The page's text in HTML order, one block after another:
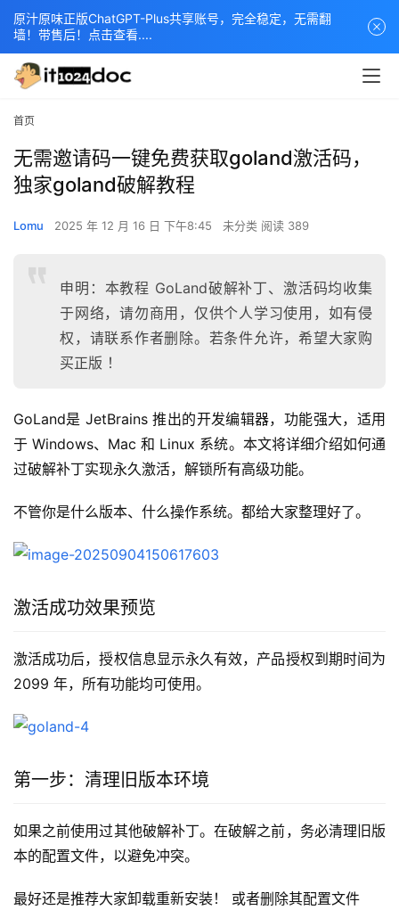
首页
无需邀请码一键免费获取goland激活码，
独家goland破解教程
Lomu 2025 年 12 月 16 日 下午8:45 未分类 阅读 389
申明：本教程 GoLand破解补丁、激活码均收集
于网络，请勿商用，仅供个人学习使用，如有侵
权，请联系作者删除。若条件允许，希望大家购
买正版 ！
GoLand是 JetBrains 推出的开发编辑器，功能强大，适用
于 Windows、Mac 和 Linux 系统。本文将详细介绍如何通
过破解补丁实现永久激活，解锁所有高级功能。
不管你是什么版本、什么操作系统。都给大家整理好了。
激活成功效果预览
激活成功后，授权信息显示永久有效，产品授权到期时间为
2099 年，所有功能均可使用。
第一步：清理旧版本环境
如果之前使用过其他破解补丁。在破解之前，务必清理旧版
本的配置文件，以避免冲突。
最好还是推荐大家卸载重新安装！ 或者删除其配置文件
原汁原味正版ChatGPT-Plus共享账号，完全稳定，无需翻
墙！带售后！点击查看....